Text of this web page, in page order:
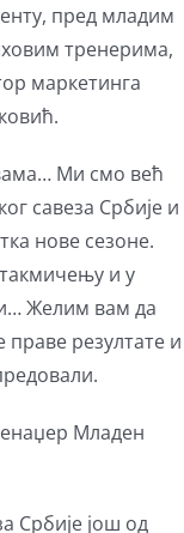
пред младим
тренерима,
маркетинга
Ми смо већ
савеза Србије и
нове сезоне.
и у
Желим вам да
резултате и
Младен
Србије још од